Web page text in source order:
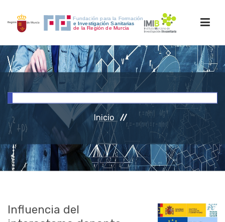
INICIO
INVESTIGACIÓN
RRHH
ACCESO PERSONAL
Inicio
Influencia del